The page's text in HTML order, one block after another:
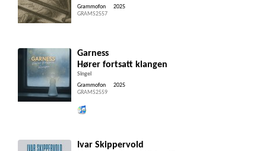
Grammofon
GRAMS2557
2025
Garness
Hører fortsatt klangen
Singel
Grammofon
GRAMS2559
2025
Ivar Skippervold